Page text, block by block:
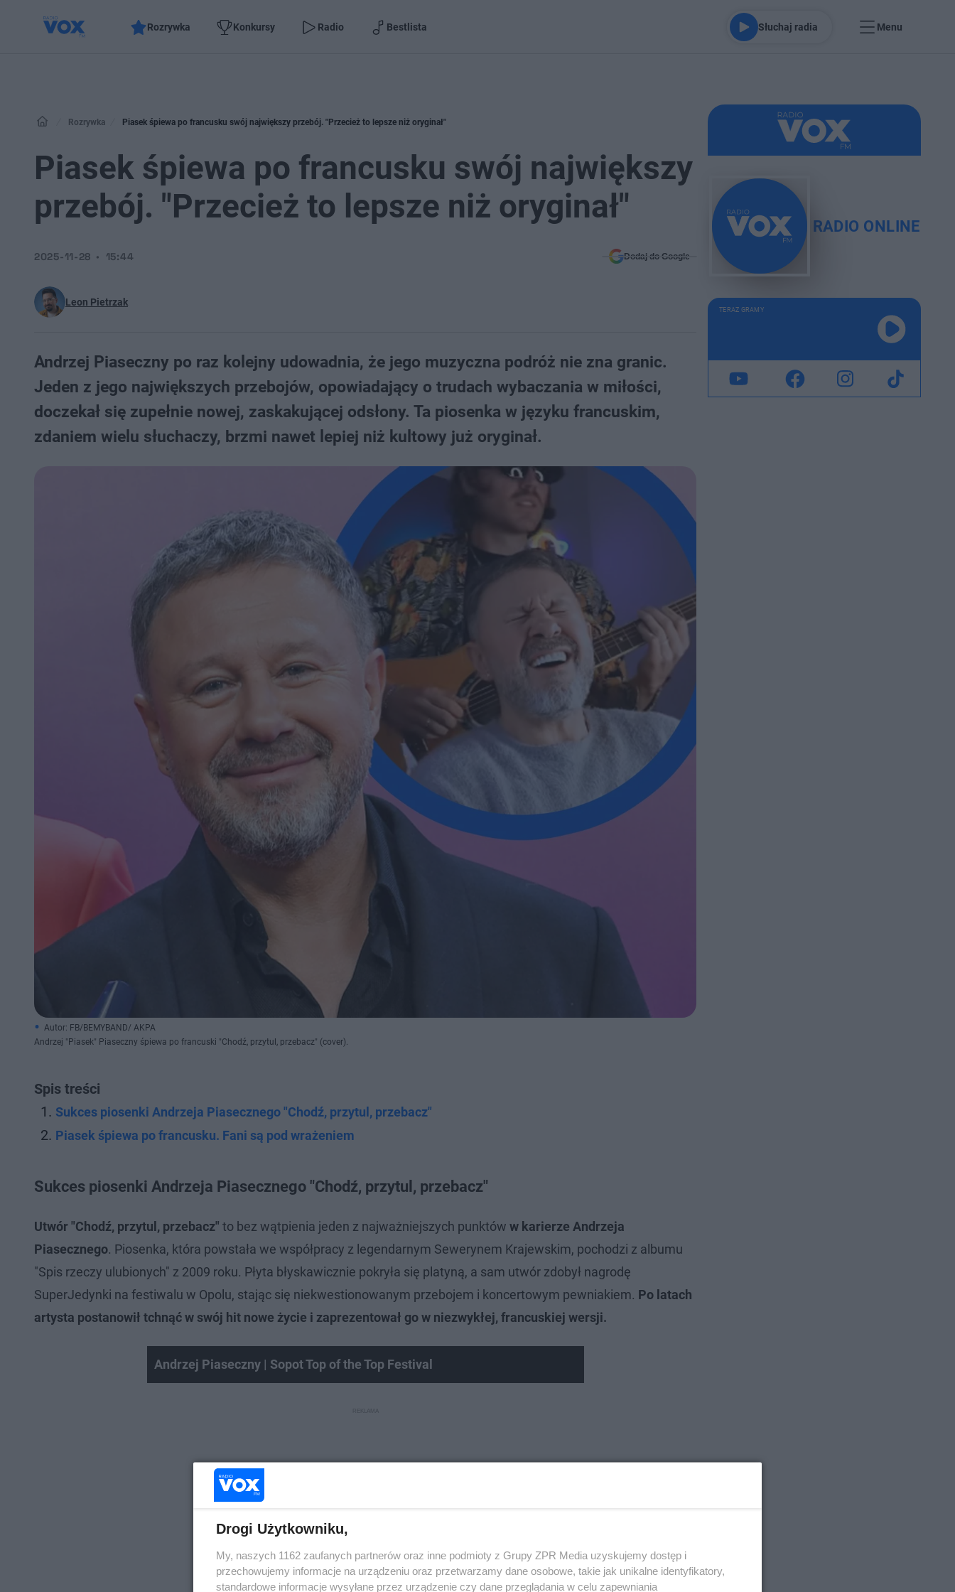
Rozrywka Konkursy Radio Bestlista Słuchaj radia Menu
Rozrywka Piasek śpiewa po francusku swój największy przebój. "Przecież to lepsze niż oryginał"
Piasek śpiewa po francusku swój największy
przebój. "Przecież to lepsze niż oryginał"
Leon Pietrzak
2025-11-28 15:44 Dodaj do Google
Andrzej Piaseczny po raz kolejny udowadnia, że jego muzyczna podróż nie zna granic.
Jeden z jego największych przebojów, opowiadający o trudach wybaczania w miłości,
doczekał się zupełnie nowej, zaskakującej odsłony. Ta piosenka w języku francuskim,
zdaniem wielu słuchaczy, brzmi nawet lepiej niż kultowy już oryginał.
Autor: FB/BEMYBAND/ AKPA
Andrzej "Piasek" Piaseczny śpiewa po francuski "Chodź, przytul, przebacz" (cover).
Spis treści
Sukces piosenki Andrzeja Piasecznego "Chodź, przytul, przebacz"
Piasek śpiewa po francusku. Fani są pod wrażeniem
Sukces piosenki Andrzeja Piasecznego "Chodź, przytul, przebacz"
Utwór "Chodź, przytul, przebacz" to bez wątpienia jeden z najważniejszych punktów w karierze Andrzeja
Piasecznego. Piosenka, która powstała we współpracy z legendarnym Sewerynem Krajewskim, pochodzi z albumu
"Spis rzeczy ulubionych" z 2009 roku. Płyta błyskawicznie pokryła się platyną, a sam utwór zdobył nagrodę
SuperJedynki na festiwalu w Opolu, stając się niekwestionowanym przebojem i koncertowym pewniakiem. Po latach
artysta postanowił tchnąć w swój hit nowe życie i zaprezentował go w niezwykłej, francuskiej wersji.
Andrzej Piaseczny | Sopot Top of the Top Festival
RADIO ONLINE
TERAZ GRAMY
Drogi Użytkowniku,
My, naszych 1162 zaufanych partnerów oraz inne podmioty z Grupy ZPR Media uzyskujemy dostęp i
przechowujemy informacje na urządzeniu oraz przetwarzamy dane osobowe, takie jak unikalne identyfikatory,
standardowe informacje wysyłane przez urządzenie czy dane przeglądania w celu zapewniania